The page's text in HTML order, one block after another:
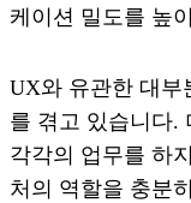
케이션 밀도를 높
UX와 유관한 대부
를 겪고 있습니다.
각각의 업무를 하
처의 역할을 충분